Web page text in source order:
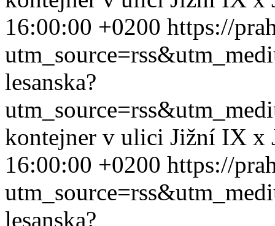
16:00:00 +0200 https://
lesanska?
kontejner v ulici Jižní IX x
16:00:00 +0200 https://
lesanska?